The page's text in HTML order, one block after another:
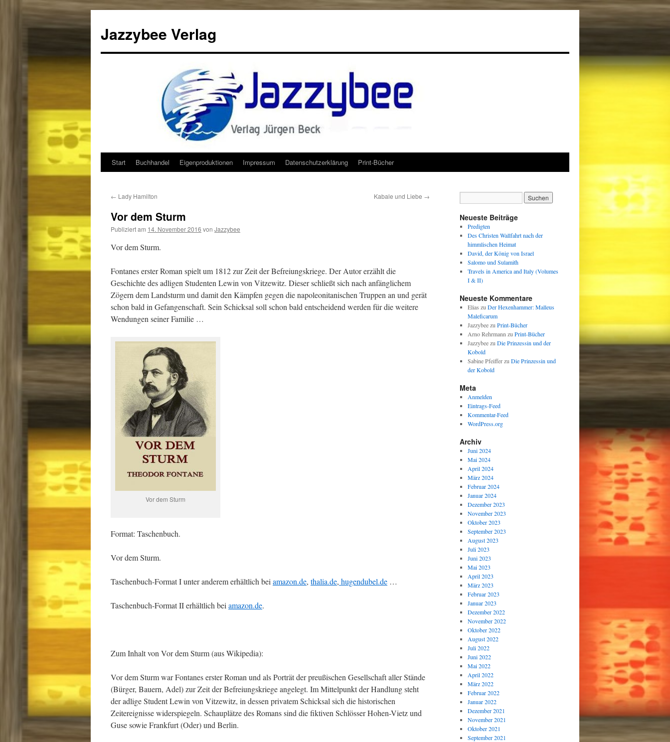
Jazzybee Verlag
Zum
springen
Start Buchhandel Eigenproduktionen Impressum Datenschutzerklärung Print-Bücher
← Lady Hamilton Kabale und Liebe →
Vor dem Sturm
Publiziert am 14. November 2016 von Jazzybee
Vor dem Sturm.
Fontanes erster Roman spielt um 1812 zur Zeit der Befreiungskriege. Der Autor erzählt die
Geschichte des adligen Studenten Lewin von Vitzewitz. Dieser schließt sich nach anfänglichem
Zögern dem Landsturm und damit den Kämpfen gegen die napoleonitanischen Truppen an und gerät
schon bald in Gefangenschaft. Sein Schicksal soll schon bald entscheidend werden für die weitere
Wendungen seiner Familie …
Vor dem Sturm
Format: Taschenbuch.
Vor dem Sturm.
Taschenbuch-Format I unter anderem erhältlich bei amazon.de, thalia.de, hugendubel.de …
Taschenbuch-Format II erhältlich bei amazon.de.
Zum Inhalt von Vor dem Sturm (aus Wikipedia):
Vor dem Sturm war Fontanes erster Roman und als Porträt der preußischen Gesellschaft aller Stände
(Bürger, Bauern, Adel) zur Zeit der Befreiungskriege angelegt. Im Mittelpunkt der Handlung steht
der adlige Student Lewin von Vitzewitz, in dessen privatem Schicksal sich die historischen
Zeitereignisse widerspiegeln. Schauplätze des Romans sind die fiktiven Schlösser Hohen-Vietz und
Guse sowie Frankfurt (Oder) und Berlin.
Neueste Beiträge
Predigten
Des Christen Wallfahrt nach der
himmlischen Heimat
David, der König von Israel
Salomo und Sulamith
Travels in America and Italy (Volumes
I & II)
Neueste Kommentare
Elias zu Der Hexenhammer: Malleus
Maleficarum
Jazzybeezu Print-Bücher
Arno Rehrmann zu Print-Bücher
Jazzybeezu Die Prinzessin und der
Kobold
Sabine Pfeifferzu Die Prinzessin und
der Kobold
Meta
Anmelden
Eintrags-Feed
Kommentar-Feed
WordPress.org
Archiv
Juni 2024
Mai 2024
April 2024
März 2024
Februar 2024
Januar 2024
Dezember 2023
November 2023
Oktober 2023
September 2023
August 2023
Juli 2023
Juni 2023
Mai 2023
April 2023
März 2023
Februar 2023
Januar 2023
Dezember 2022
November 2022
Oktober 2022
August 2022
Juli 2022
Juni 2022
Mai 2022
April 2022
März 2022
Februar 2022
Januar 2022
Dezember 2021
November 2021
Oktober 2021
September 2021